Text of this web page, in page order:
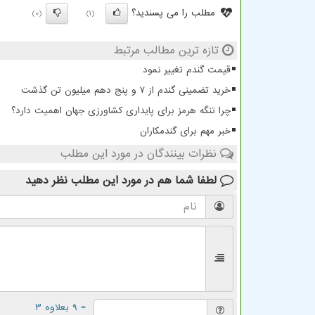
مطلب را می پسندید؟ (1)
(0)
تازه ترین مطالب مرتبط
قیمت گندم تغییر نمود
خرید تضمینی گندم از ۷ و پنج دهم میلیون تن گذشت
چرا تنگه هرمز برای پایداری کشاورزی جهان اهمیت دارد؟
خبر مهم برای گندمکاران
نظرات بینندگان در مورد این مطلب
لطفا شما هم در مورد این مطلب نظر دهید
= ۹ بعلاوه ۳